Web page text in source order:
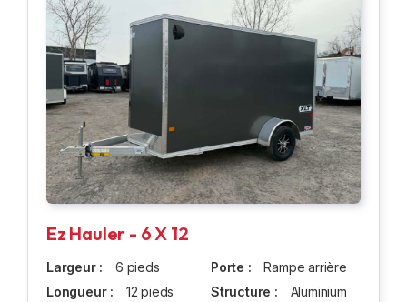
Ez Hauler - 6 X 12
Largeur :
6 pieds
Longueur :
12 pieds
Porte :
Rampe arrière
Structure :
Aluminium